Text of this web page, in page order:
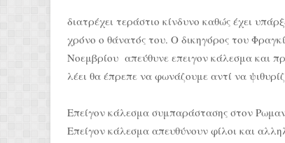
διατρέχει τεράστιο κίνδυνο καθώς έχει
χρόνο ο θάνατός του. Ο δικηγόρος του
Νοεμβρίου απεύθυνε επειγον κάλεσμα και
λέει θα έπρεπε να φωνάζουμε αντί να
Επείγον κάλεσμα συμπαράστασης στον
Επείγον κάλεσμα απευθύνουν φίλοι και